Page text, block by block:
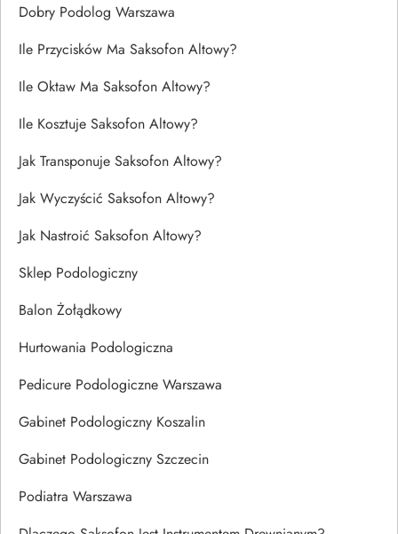
Dobry Podolog Warszawa
Ile Przycisków Ma Saksofon Altowy?
Ile Oktaw Ma Saksofon Altowy?
Ile Kosztuje Saksofon Altowy?
Jak Transponuje Saksofon Altowy?
Jak Wyczyścić Saksofon Altowy?
Jak Nastroić Saksofon Altowy?
Sklep Podologiczny
Balon Żołądkowy
Hurtowania Podologiczna
Pedicure Podologiczne Warszawa
Gabinet Podologiczny Koszalin
Gabinet Podologiczny Szczecin
Podiatra Warszawa